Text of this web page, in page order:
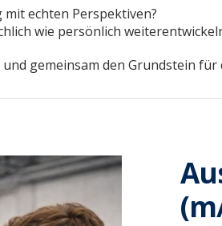
echten Perspektiven?
wie persönlich
gemeinsam den Grundstein